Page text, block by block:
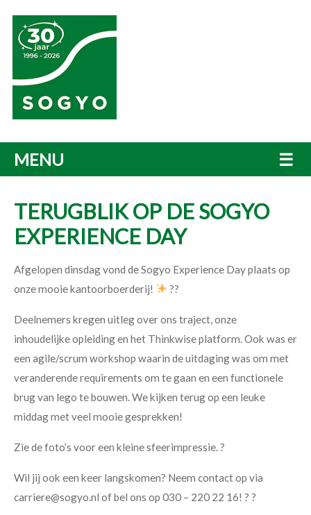
MENU ☰
TERUGBLIK OP DE SOGYO
EXPERIENCE DAY
Afgelopen dinsdag vond de Sogyo Experience Day plaats op
onze mooie kantoorboerderij!
?‍?
Deelnemers kregen uitleg over ons traject, onze
inhoudelijke opleiding en het Thinkwise platform. Ook was er
een agile/scrum workshop waarin de uitdaging was om met
veranderende requirements om te gaan en een functionele
brug van lego te bouwen. We kijken terug op een leuke
middag met veel mooie gesprekken!
Zie de foto’s voor een kleine sfeerimpressie. ?
Wil jij ook een keer langskomen? Neem contact op via
carriere@sogyo.nl of bel ons op 030 – 220 22 16! ? ?